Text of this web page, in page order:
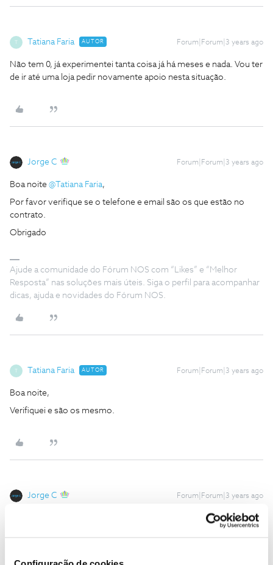
T Tatiana Faria AUTOR Forum|Forum|3 years ago
Não tem 0, já experimentei tanta coisa já há meses e nada. Vou ter
de ir até uma loja pedir novamente apoio nesta situação.
Jorge C Forum|Forum|3 years ago
Boa noite @Tatiana Faria,
Por favor verifique se o telefone e email são os que estão no
contrato.
Obrigado
Ajude a comunidade do Fórum NOS com “Likes” e “Melhor
Resposta” nas soluções mais úteis. Siga o perfil para acompanhar
dicas, ajuda e novidades do Fórum NOS.
T Tatiana Faria AUTOR Forum|Forum|3 years ago
Boa noite,
Verifiquei e são os mesmo.
Jorge C Forum|Forum|3 years ago